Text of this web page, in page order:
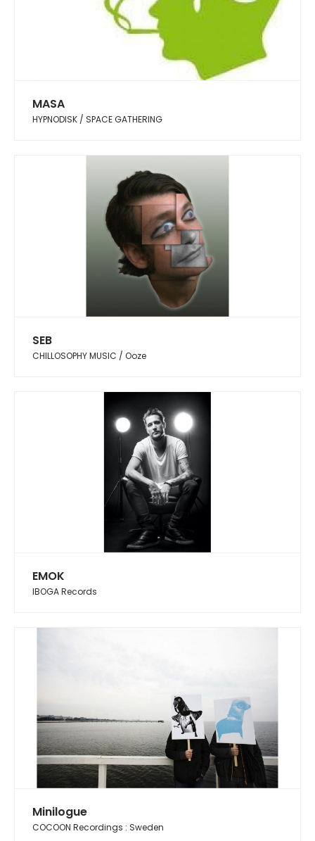
MASA
HYPNODISK / SPACE GATHERING
SEB
CHILLOSOPHY MUSIC / Ooze
EMOK
IBOGA Records
Minilogue
COCOON Recordings : Sweden